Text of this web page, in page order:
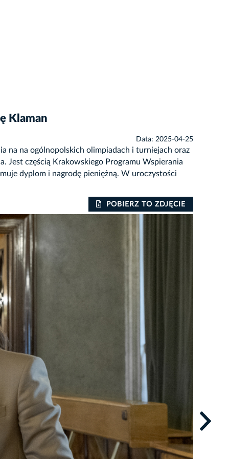
Klaman
Data: 2025-04-25
na na ogólnopolskich olimpiadach i turniejach oraz
Jest częścią Krakowskiego Programu Wspierania
dyplom i nagrodę pieniężną. W uroczystości
POBIERZ TO ZDJĘCIE